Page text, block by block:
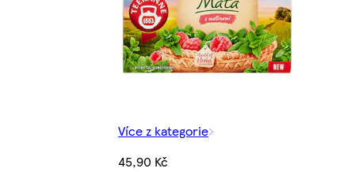
Více z kategorie
45,90 Kč